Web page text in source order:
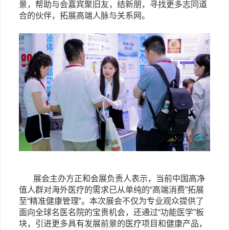
景，帮助与会嘉宾聚旧友，结新朋，寻找更多志同道
合的伙伴，拓展高端人脉与关系网。
展会主办方正和会展负责人表示，当前中国高净
值人群对海外医疗的需求已从单纯的“高端消费”拓展
至“精准健康管理”。本次展会不仅为专业观众提供了
面向全球名医名院的宝贵机会，还通过“功能医学”板
块，引进更多具有发展前景的医疗项目和健康产品，